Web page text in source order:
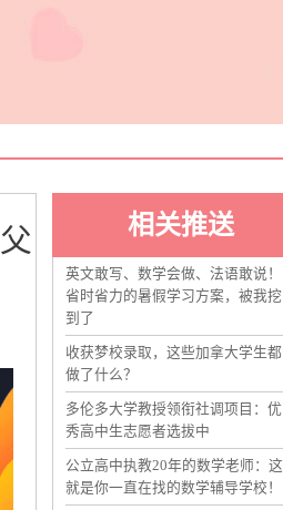
相关推送
英文敢写、数学会做、法语敢说！
省时省力的暑假学习方案，被我挖
到了
收获梦校录取，这些加拿大学生都
做了什么？
多伦多大学教授领衔社调项目：优
秀高中生志愿者选拔中
公立高中执教20年的数学老师：这
就是你一直在找的数学辅导学校！